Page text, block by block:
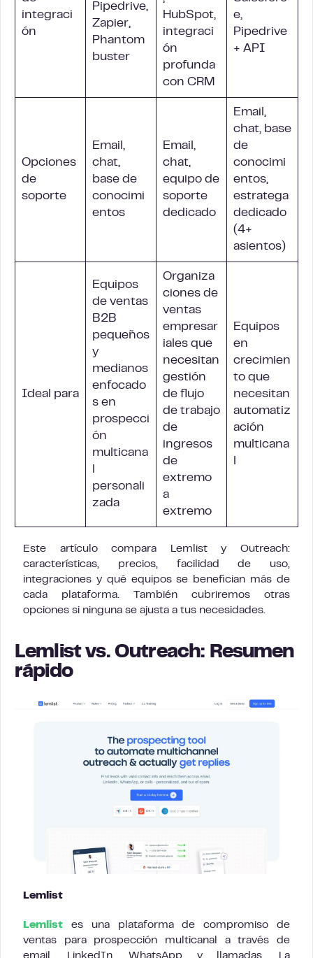
integraci
ón
Pipedrive,
Zapier,
Phantom
buster
HubSpot,
integraci
ón
profunda
con CRM
e,
Pipedrive
+ API
Opciones
de
soporte
Email,
chat,
base de
conocimi
entos
Email,
chat,
equipo de
soporte
dedicado
Email,
chat, base
de
conocimi
entos,
estratega
dedicado
(4+
asientos)
Ideal para
Equipos
de ventas
B2B
pequeños
y
medianos
enfocado
s en
prospecci
ón
multicana
personali
zada
Organiza
ciones de
ventas
empresar
iales que
necesitan
gestión
de flujo
de trabajo
de
ingresos
de
extremo
a
extremo
Equipos
en
crecimien
to que
necesitan
automatiz
ación
multicana
Este artículo compara Lemlist y Outreach:
características, precios, facilidad de uso,
integraciones y qué equipos se benefician más de
cada plataforma. También cubriremos otras
opciones si ninguna se ajusta a tus necesidades.
Lemlist vs. Outreach: Resumen
rápido
Lemlist
Lemlist es una plataforma de compromiso de
ventas para prospección multicanal a través de
email, LinkedIn, WhatsApp y llamadas. La